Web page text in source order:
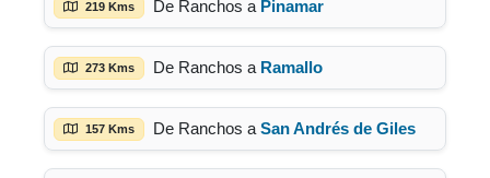
219 Kms De Ranchos a Pinamar
273 Kms De Ranchos a Ramallo
157 Kms De Ranchos a San Andrés de Giles